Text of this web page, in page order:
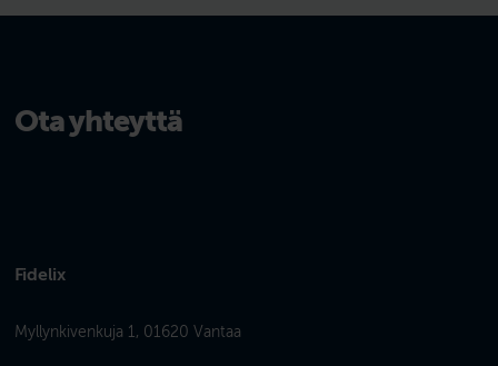
Ota yhteyttä
Fidelix
Myllynkivenkuja 1, 01620 Vantaa